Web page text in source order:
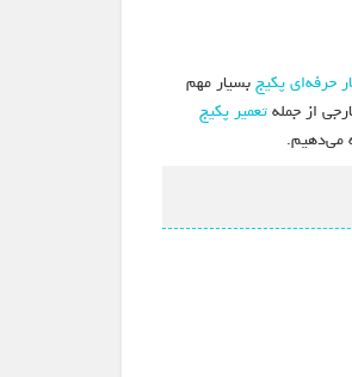
حرفه‌ای پکیجبسیار مهم
از جملهتعمیر پکیج
می‌دهیم.